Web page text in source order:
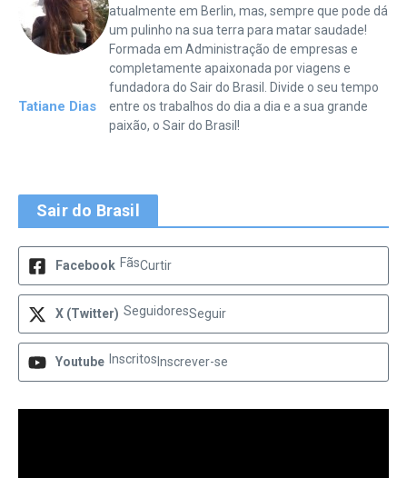
Tatiane Dias
atualmente em Berlin, mas, sempre que pode dá
um pulinho na sua terra para matar saudade!
Formada em Administração de empresas e
completamente apaixonada por viagens e
fundadora do Sair do Brasil. Divide o seu tempo
entre os trabalhos do dia a dia e a sua grande
paixão, o Sair do Brasil!
Sair do Brasil
Facebook FãsCurtir
X (Twitter) SeguidoresSeguir
Youtube Inscritos Inscrever-se